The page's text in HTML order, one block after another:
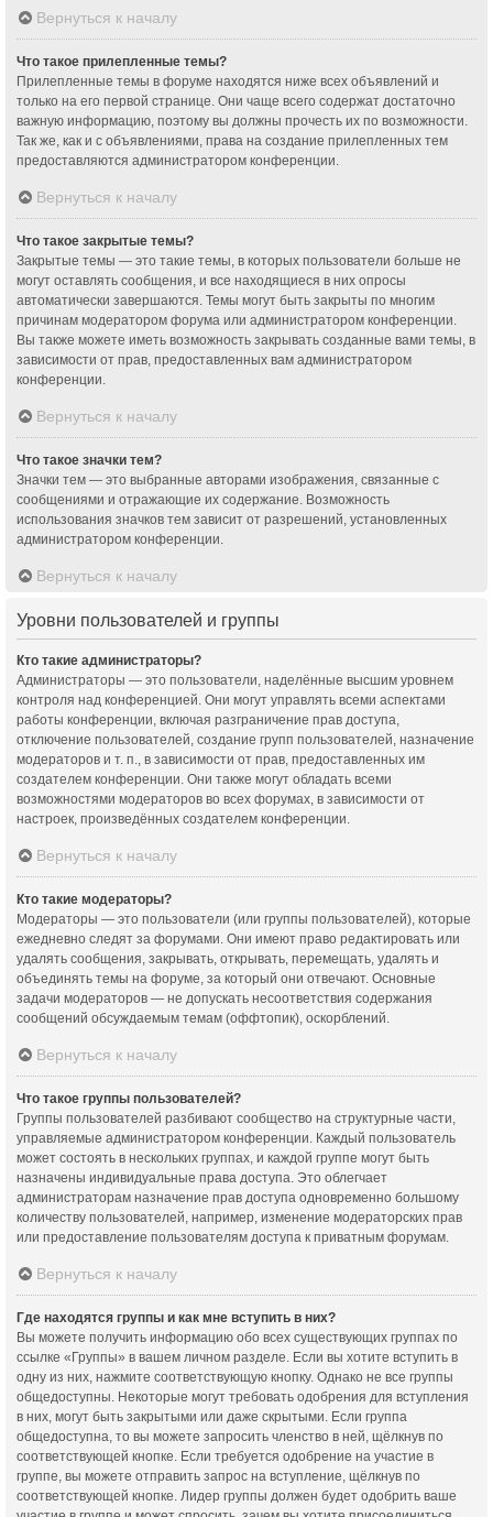
Вернуться к началу
Что такое прилепленные темы?
Прилепленные темы в форуме находятся ниже всех объявлений и
только на его первой странице. Они чаще всего содержат достаточно
важную информацию, поэтому вы должны прочесть их по возможности.
Так же, как и с объявлениями, права на создание прилепленных тем
предоставляются администратором конференции.
Вернуться к началу
Что такое закрытые темы?
Закрытые темы — это такие темы, в которых пользователи больше не
могут оставлять сообщения, и все находящиеся в них опросы
автоматически завершаются. Темы могут быть закрыты по многим
причинам модератором форума или администратором конференции.
Вы также можете иметь возможность закрывать созданные вами темы, в
зависимости от прав, предоставленных вам администратором
конференции.
Вернуться к началу
Что такое значки тем?
Значки тем — это выбранные авторами изображения, связанные с
сообщениями и отражающие их содержание. Возможность
использования значков тем зависит от разрешений, установленных
администратором конференции.
Вернуться к началу
Уровни пользователей и группы
Кто такие администраторы?
Администраторы — это пользователи, наделённые высшим уровнем
контроля над конференцией. Они могут управлять всеми аспектами
работы конференции, включая разграничение прав доступа,
отключение пользователей, создание групп пользователей, назначение
модераторов и т. п., в зависимости от прав, предоставленных им
создателем конференции. Они также могут обладать всеми
возможностями модераторов во всех форумах, в зависимости от
настроек, произведённых создателем конференции.
Вернуться к началу
Кто такие модераторы?
Модераторы — это пользователи (или группы пользователей), которые
ежедневно следят за форумами. Они имеют право редактировать или
удалять сообщения, закрывать, открывать, перемещать, удалять и
объединять темы на форуме, за который они отвечают. Основные
задачи модераторов — не допускать несоответствия содержания
сообщений обсуждаемым темам (оффтопик), оскорблений.
Вернуться к началу
Что такое группы пользователей?
Группы пользователей разбивают сообщество на структурные части,
управляемые администратором конференции. Каждый пользователь
может состоять в нескольких группах, и каждой группе могут быть
назначены индивидуальные права доступа. Это облегчает
администраторам назначение прав доступа одновременно большому
количеству пользователей, например, изменение модераторских прав
или предоставление пользователям доступа к приватным форумам.
Вернуться к началу
Где находятся группы и как мне вступить в них?
Вы можете получить информацию обо всех существующих группах по
ссылке «Группы» в вашем личном разделе. Если вы хотите вступить в
одну из них, нажмите соответствующую кнопку. Однако не все группы
общедоступны. Некоторые могут требовать одобрения для вступления
в них, могут быть закрытыми или даже скрытыми. Если группа
общедоступна, то вы можете запросить членство в ней, щёлкнув по
соответствующей кнопке. Если требуется одобрение на участие в
группе, вы можете отправить запрос на вступление, щёлкнув по
соответствующей кнопке. Лидер группы должен будет одобрить ваше